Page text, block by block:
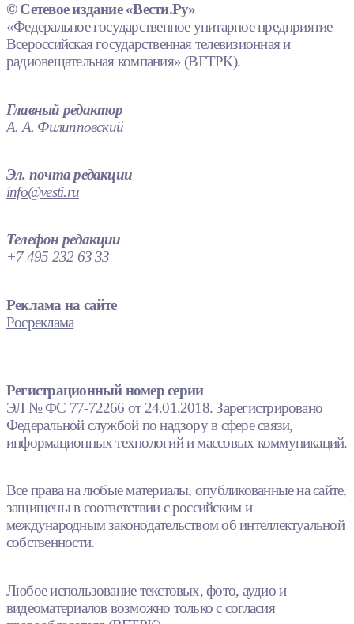
© Сетевое издание «Вести.Ру»
«Федеральное государственное унитарное предприятие
Всероссийская государственная телевизионная и
радиовещательная компания» (ВГТРК).
Главный редактор
А. А. Филипповский
Эл. почта редакции
info@vesti.ru
Телефон редакции
+7 495 232 63 33
Реклама на сайте
Росреклама
Регистрационный номер серии
ЭЛ № ФС 77-72266 от 24.01.2018. Зарегистрировано
Федеральной службой по надзору в сфере связи,
информационных технологий и массовых коммуникаций.
Все права на любые материалы, опубликованные на сайте,
защищены в соответствии с российским и
международным законодательством об интеллектуальной
собственности.
Любое использование текстовых, фото, аудио и
видеоматериалов возможно только с согласия